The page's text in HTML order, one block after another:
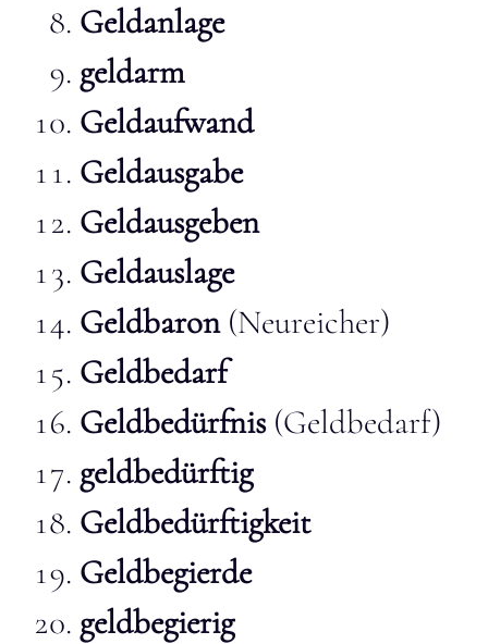
Geldanlage
geldarm
Geldaufwand
Geldausgabe
Geldausgeben
Geldauslage
Geldbaron(Neureicher)
Geldbedarf
Geldbedürfnis(Geldbedarf)
geldbedürftig
Geldbedürftigkeit
Geldbegierde
geldbegierig